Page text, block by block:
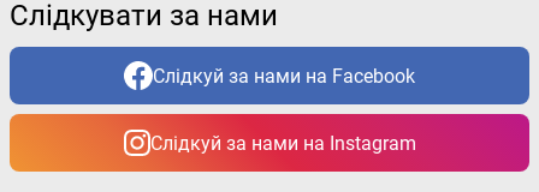
Слідкувати за нами
Слідкуй за нами на Facebook
Слідкуй за нами на Instagram